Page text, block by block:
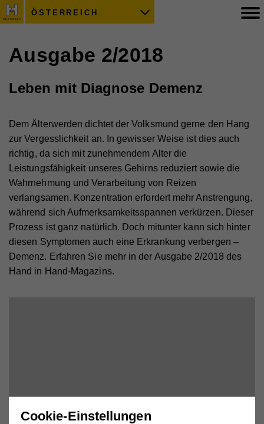
ÖSTERREICH
Ausgabe 2/2018
Leben mit Diagnose Demenz
Dem Älterwerden dichtet der Volksmund gerne den Hang
zur Vergesslichkeit an. In gewisser Weise ist dies auch
richtig, da sich mit zunehmendem Alter die
Leistungsfähigkeit unseres Gehirns reduziert sowie die
Wahrnehmung und Verarbeitung von Reizen
verlangsamen. Konzentration erfordert mehr Anstrengung,
während sich Aufmerksamkeitsspannen verkürzen. Dieser
Prozess ist ganz natürlich. Doch mitunter kann sich hinter
diesen Symptomen auch eine Erkrankung verbergen –
Demenz. Erfahren Sie mehr in der Ausgabe 2/2018 des
Hand in Hand-Magazins.
Cookie-Einstellungen